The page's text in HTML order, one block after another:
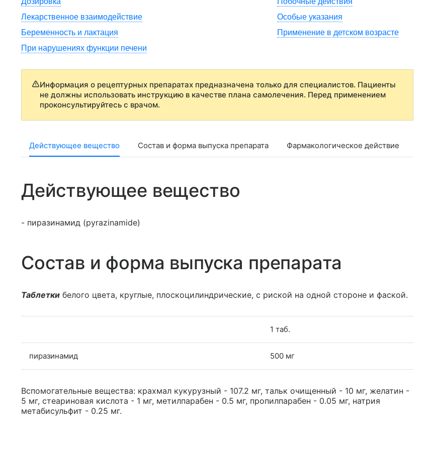
Лекарственное взаимодействие
Особые указания
Беременность и лактация
Применение в детском возрасте
При нарушениях функции печени
Информация о рецептурных препаратах предназначена только для специалистов. Пациенты
не должны использовать инструкцию в качестве плана самолечения. Перед применением
проконсультируйтесь с врачом.
Действующее вещество Состав и форма выпуска препарата Фармакологическое действие
Действующее вещество
- пиразинамид (pyrazinamide)
Состав и форма выпуска препарата
Таблетки белого цвета, круглые, плоскоцилиндрические, с риской на одной стороне и фаской.
1 таб.
пиразинамид 500 мг
Вспомогательные вещества: крахмал кукурузный - 107.2 мг, тальк очищенный - 10 мг, желатин -
5 мг, стеариновая кислота - 1 мг, метилпарабен - 0.5 мг, пропилпарабен - 0.05 мг, натрия
метабисульфит - 0.25 мг.